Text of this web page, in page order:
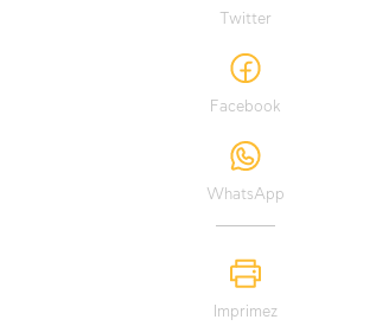
Twitter
Facebook
WhatsApp
Imprimez